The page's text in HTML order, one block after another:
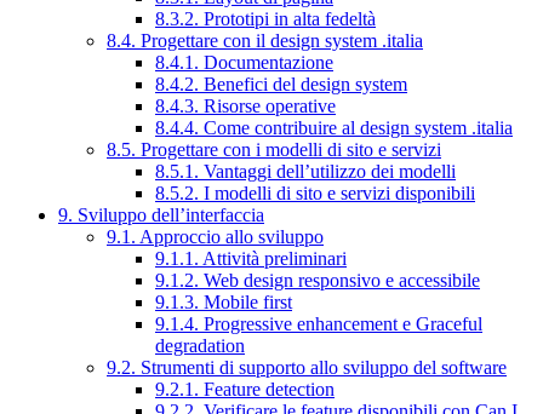
8.3.2. Prototipi in alta fedeltà
8.4. Progettare con il design system .italia
8.4.1. Documentazione
8.4.2. Benefici del design system
8.4.3. Risorse operative
8.4.4. Come contribuire al design system .italia
8.5. Progettare con i modelli di sito e servizi
8.5.1. Vantaggi dell’utilizzo dei modelli
8.5.2. I modelli di sito e servizi disponibili
9. Sviluppo dell’interfaccia
9.1. Approccio allo sviluppo
9.1.1. Attività preliminari
9.1.2. Web design responsivo e accessibile
9.1.3. Mobile first
9.1.4. Progressive enhancement e Graceful
degradation
9.2. Strumenti di supporto allo sviluppo del software
9.2.1. Feature detection